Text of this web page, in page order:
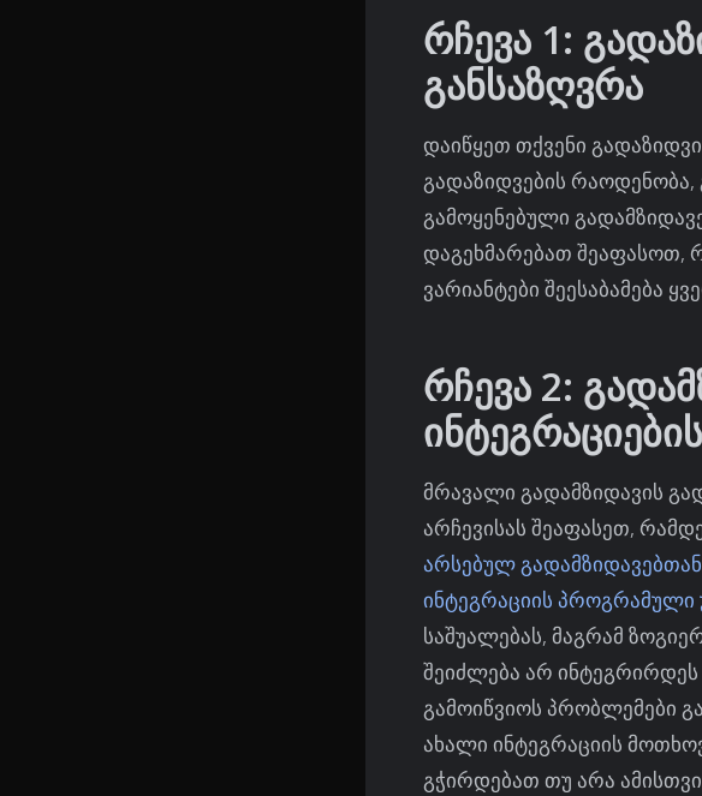
რჩევა 1:
განსაზღვრა
დაიწყეთ თქვენი
გადაზიდვების
გამოყენებული
დაგეხმარებათ
ვარიანტები შეესაბამება
რჩევა 2:
მრავალი გადამზიდავის
არჩევისას შეაფასეთ,
არსებულ გადამზიდავებთან
ინტეგრაციის
საშუალებას, მაგრამ
შეიძლება არ
გამოიწვიოს პრობლემები
ახალი ინტეგრაციის
გჭირდებათ თუ არა